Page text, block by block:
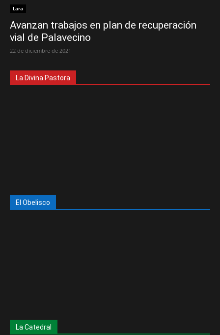
Lara
Avanzan trabajos en plan de recuperación
vial de Palavecino
22 de diciembre de 2021
La Divina Pastora
El Obelisco
La Catedral